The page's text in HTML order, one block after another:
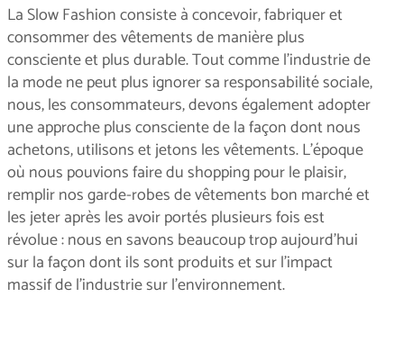
La Slow Fashion consiste à concevoir, fabriquer et
consommer des vêtements de manière plus
consciente et plus durable. Tout comme l'industrie de
la mode ne peut plus ignorer sa responsabilité sociale,
nous, les consommateurs, devons également adopter
une approche plus consciente de la façon dont nous
achetons, utilisons et jetons les vêtements. L'époque
où nous pouvions faire du shopping pour le plaisir,
remplir nos garde-robes de vêtements bon marché et
les jeter après les avoir portés plusieurs fois est
révolue : nous en savons beaucoup trop aujourd'hui
sur la façon dont ils sont produits et sur l'impact
massif de l'industrie sur l'environnement.